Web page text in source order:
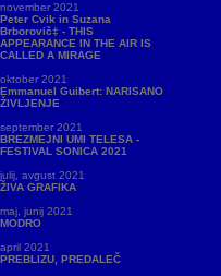
november 2021
Peter Cvik in Suzana
Brborovič‡ - THIS
APPEARANCE IN THE AIR IS
CALLED A MIRAGE
oktober 2021
Emmanuel Guibert: NARISANO
ŽIVLJENJE
september 2021
BREZMEJNI UMI TELESA -
FESTIVAL SONICA 2021
julij, avgust 2021
ŽIVA GRAFIKA
maj, junij 2021
MODRO
april 2021
PREBLIZU, PREDALEČ